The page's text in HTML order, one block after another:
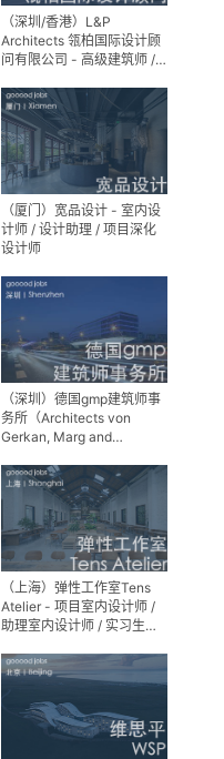
（深圳/香港）L&P
Architects 瓴柏国际设计顾
问有限公司 - 高级建筑师 /
精装设计师
（厦门）宽品设计 - 室内设
计师 / 设计助理 / 项目深化
设计师
（深圳）德国gmp建筑师事
务所（Architects von
Gerkan, Marg and
（上海）弹性工作室Tens
Atelier - 项目室内设计师 /
助理室内设计师 / 实习生